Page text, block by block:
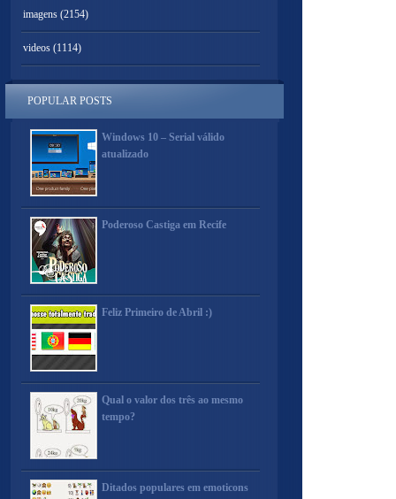
imagens (2154)
videos (1114)
POPULAR POSTS
Windows 10 – Serial válido
atualizado
Poderoso Castiga em Recife
Feliz Primeiro de Abril :)
Qual o valor dos três ao mesmo
tempo?
Ditados populares em emoticons